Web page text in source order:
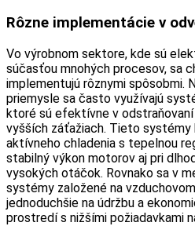
Rôzne implementácie v
Vo výrobnom sektore, kde sú
súčasťou mnohých procesov, sa
implementujú rôznymi spôsobmi.
priemysle sa často využívajú
ktoré sú efektívne v
vyšších záťažiach. Tieto systémy
aktívneho chladenia s tepelnou
stabilný výkon motorov aj pri
vysokých otáčok. Rovnako sa v
systémy založené na
jednoduchšie na údržbu a
prostredí s nižšími požiadavkami